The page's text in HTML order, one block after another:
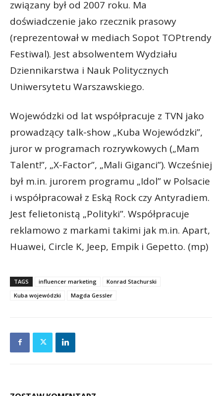
związany był od 2007 roku. Ma
doświadczenie jako rzecznik prasowy
(reprezentował w mediach Sopot TOPtrendy
Festiwal). Jest absolwentem Wydziału
Dziennikarstwa i Nauk Politycznych
Uniwersytetu Warszawskiego.
Wojewódzki od lat współpracuje z TVN jako
prowadzący talk-show „Kuba Wojewódzki”,
juror w programach rozrywkowych („Mam
Talent!”, „X-Factor”, „Mali Giganci”). Wcześniej
był m.in. jurorem programu „Idol” w Polsacie
i współpracował z Eską Rock czy Antyradiem.
Jest felietonistą „Polityki”. Współpracuje
reklamowo z markami takimi jak m.in. Apart,
Huawei, Circle K, Jeep, Empik i Gepetto. (mp)
TAGS influencer marketing
Konrad Stachurski
Kuba wojewódzki
Magda Gessler